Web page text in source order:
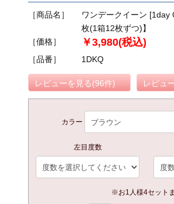
［商品名］
ワンデークイーン
枚(1箱12枚ずつ)】
［価格］
￥3,980(税込)
［品番］ 1DKQ
レビューを見る(96件) レビュ
カラー
左目度数
※お1人様4セット